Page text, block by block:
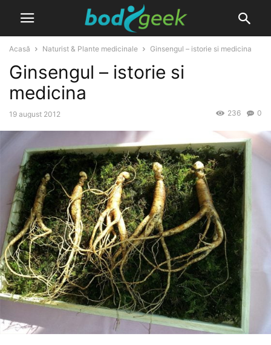
Acasă Naturist & Plante medicinale Ginsengul – istorie si medicina
Ginsengul – istorie si
medicina
19 august 2012 0
236